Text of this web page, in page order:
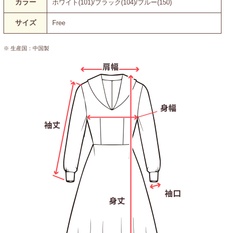
カラー ホワイト(101)/ブラック(104)/ブルー(150)
サイズ Free
※ 生産国：中国製